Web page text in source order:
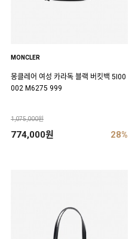
MONCLER
몽클레어 여성 카라독 블랙 버킷백 5I00
002 M6275 999
1,075,000원
774,000원 28%